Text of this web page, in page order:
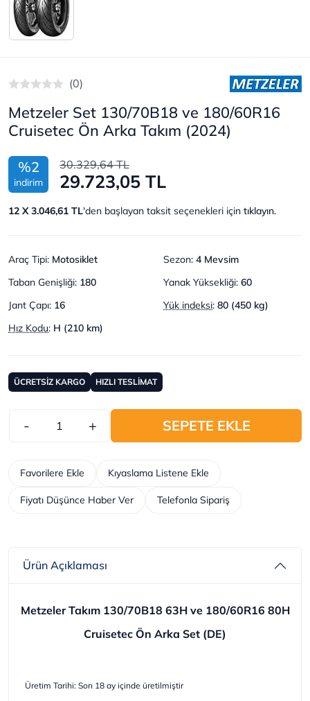
(0)
Metzeler Set 130/70B18 ve 180/60R16
Cruisetec Ön Arka Takım (2024)
%2
indirim
30.329,64 TL
29.723,05 TL
12 X 3.046,61 TL'den başlayan taksit seçenekleri için tıklayın.
Araç Tipi: Motosiklet Sezon: 4 Mevsim
Taban Genişliği: 180 Yanak Yüksekliği: 60
Jant Çapı: 16 Yük indeksi: 80 (450 kg)
Hız Kodu: H (210 km)
ÜCRETSİZ KARGO HIZLI TESLİMAT
- + SEPETE EKLE
Telefonla Sipariş
Kıyaslama Listene Ekle
Favorilere Ekle
Fiyatı Düşünce Haber Ver
Ürün Açıklaması
Metzeler Takım 130/70B18 63H ve 180/60R16 80H
Cruisetec Ön Arka Set (DE)
Üretim Tarihi: Son 18 ay içinde üretilmiştir